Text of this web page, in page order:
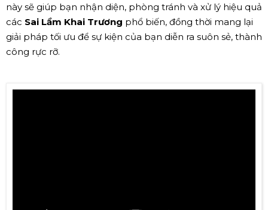
này sẽ giúp bạn nhận diện, phòng tránh và xử lý hiệu quả
các Sai Lầm Khai Trương phổ biến, đồng thời mang lại
giải pháp tối ưu để sự kiện của bạn diễn ra suôn sẻ, thành
công rực rỡ.